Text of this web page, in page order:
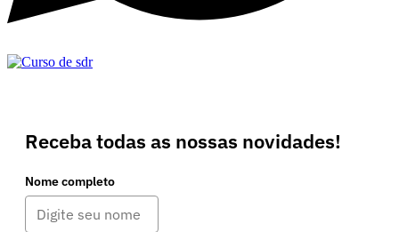
Receba todas as nossas novidades!
Nome completo